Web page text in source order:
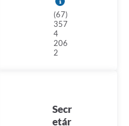
(67)
357
4
206
2
Secr
etár